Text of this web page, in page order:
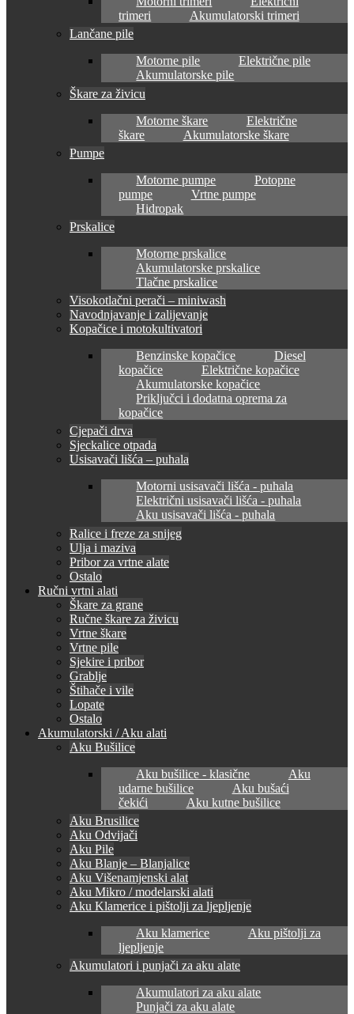
trimeri
Akumulatorski trimeri
Lančane pile
Motorne pile
Električne pile
Akumulatorske pile
Škare za živicu
Motorne škare
Električne
škare
Akumulatorske škare
Pumpe
Motorne pumpe
Potopne
pumpe
Vrtne pumpe
Hidropak
Prskalice
Motorne prskalice
Akumulatorske prskalice
Tlačne prskalice
Visokotlačni perači – miniwash
Navodnjavanje i zalijevanje
Kopačice i motokultivatori
Benzinske kopačice
Diesel
kopačice
Električne kopačice
Akumulatorske kopačice
Priključci i dodatna oprema za
kopačice
Cjepači drva
Sjeckalice otpada
Usisavači lišća – puhala
Motorni usisavači lišća - puhala
Električni usisavači lišća - puhala
Aku usisavači lišća - puhala
Ralice i freze za snijeg
Ulja i maziva
Pribor za vrtne alate
Ostalo
Ručni vrtni alati
Škare za grane
Ručne škare za živicu
Vrtne škare
Vrtne pile
Sjekire i pribor
Grablje
Štihače i vile
Lopate
Ostalo
Akumulatorski / Aku alati
Aku Bušilice
Aku bušilice - klasične
Aku
udarne bušilice
Aku bušaći
čekići
Aku kutne bušilice
Aku Brusilice
Aku Odvijači
Aku Pile
Aku Blanje – Blanjalice
Aku Višenamjenski alat
Aku Mikro / modelarski alati
Aku Klamerice i pištolji za ljepljenje
Aku klamerice
Aku pištolji za
ljepljenje
Akumulatori i punjači za aku alate
Akumulatori za aku alate
Punjači za aku alate